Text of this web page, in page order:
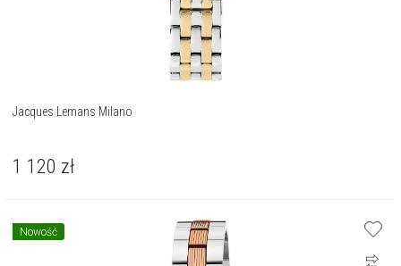
Jacques Lemans Milano
1 120 zł
Nowość